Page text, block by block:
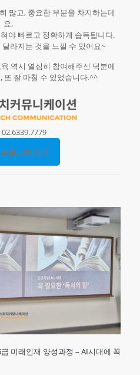
많고, 중요한 부분을 차지하는데
요,
야 빠르고 정확하게 습득됩니다.
라지는 것을 느낄 수 있어요~
역시 열심히 참여해주신 덕분에
또 잘 마칠 수 있었습니다.^^
로그램 안내
미래인재 양성과정 – AI시대에 꼭